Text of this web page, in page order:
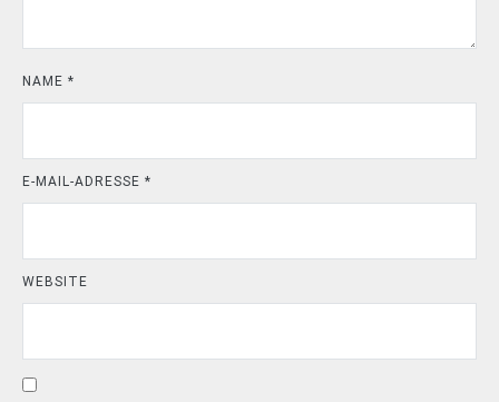
NAME *
E-MAIL-ADRESSE *
WEBSITE